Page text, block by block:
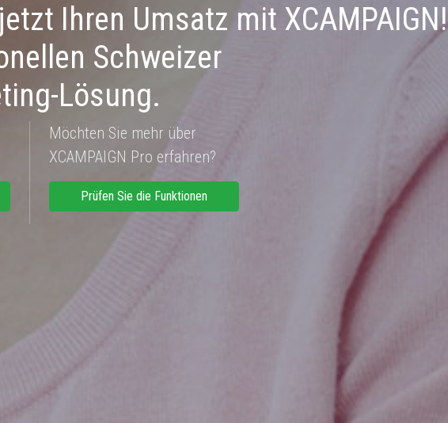
Ihren Umsatz mit XCAMPAIGN!
Schweizer
Lösung.
Möchten Sie mehr über
XCAMPAIGN Pro erfahren?
Prüfen Sie die Funktionen